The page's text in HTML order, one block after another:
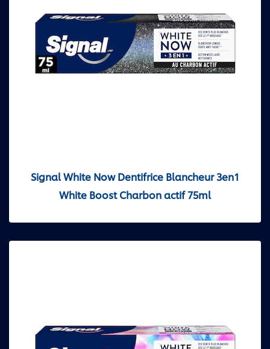
Signal White Now Dentifrice Blancheur 3en1
White Boost Charbon actif 75ml